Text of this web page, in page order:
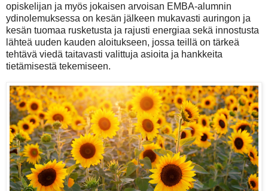
opiskelijan ja myös jokaisen arvoisan EMBA-alumnin
ydinolemuksessa on kesän jälkeen mukavasti auringon ja
kesän tuomaa rusketusta ja rajusti energiaa sekä innostusta
lähteä uuden kauden aloitukseen, jossa teillä on tärkeä
tehtävä viedä taitavasti valittuja asioita ja hankkeita
tietämisestä tekemiseen.